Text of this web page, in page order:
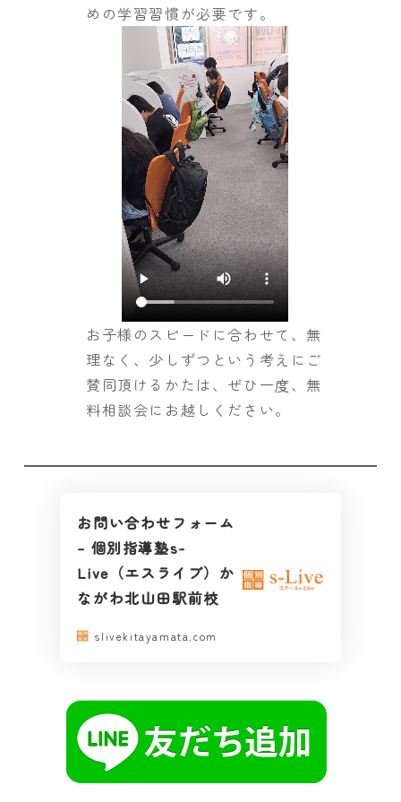
めの学習習慣が必要です。
お子様のスピードに合わせて、無
理なく、少しずつという考えにご
賛同頂けるかたは、ぜひ一度、無
料相談会にお越しください。
お問い合わせフォーム
– 個別指導塾s-
Live（エスライブ）か
ながわ北山田駅前校
slivekitayamata.com